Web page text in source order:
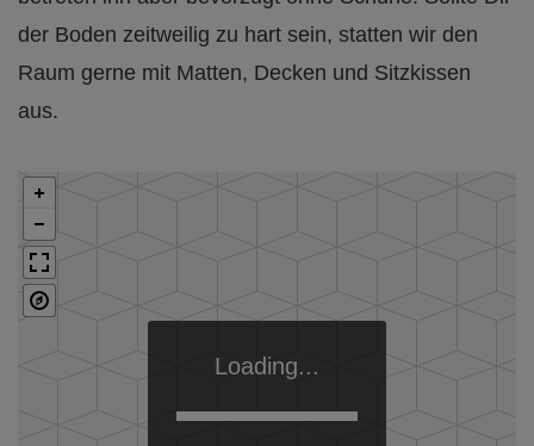
der Boden zeitweilig zu hart sein, statten wir den
Raum gerne mit Matten, Decken und Sitzkissen
aus.
Loading...